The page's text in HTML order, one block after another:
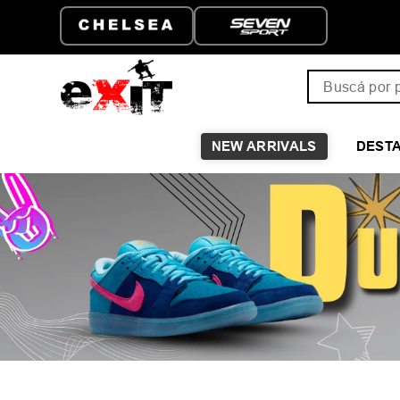
A PARTIR DE
HASTA 6 CUOTAS SIN
NEW ARRIVALS